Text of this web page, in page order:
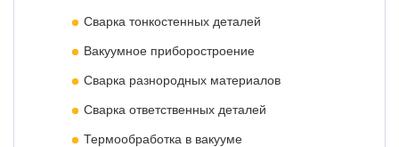
Сварка тонкостенных деталей
Вакуумное приборостроение
Сварка разнородных материалов
Сварка ответственных деталей
Термообработка в вакууме